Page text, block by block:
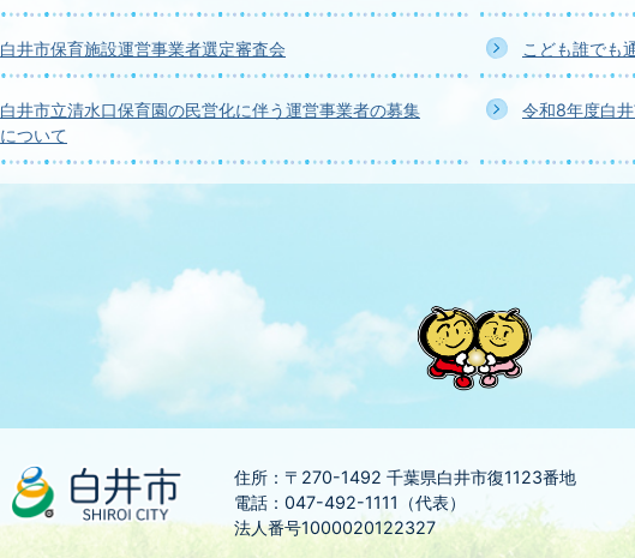
白井市保育施設運営事業者選定審査会 こども誰でも
白井市立清水口保育園の民営化に伴う運営事業者の募集
について
令和8年度白
住所：〒270-1492 千葉県白井市復1123番地
電話：047-492-1111（代表）
法人番号1000020122327